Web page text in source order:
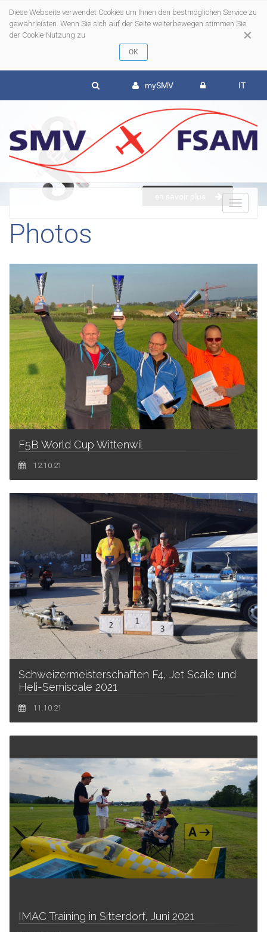
×
Diese Webseite verwendet Cookies um Ihnen den bestmöglichen Service zu
gewährleisten. Wenn Sie sich auf der Seite weiterbewegen stimmen Sie
der Cookie-Nutzung zu
mySMV IT
Photos
F5B World Cup Wittenwil
12.10.21
Schweizermeisterschaften F4, Jet Scale und
Heli-Semiscale 2021
11.10.21
IMAC Training in Sitterdorf, Juni 2021